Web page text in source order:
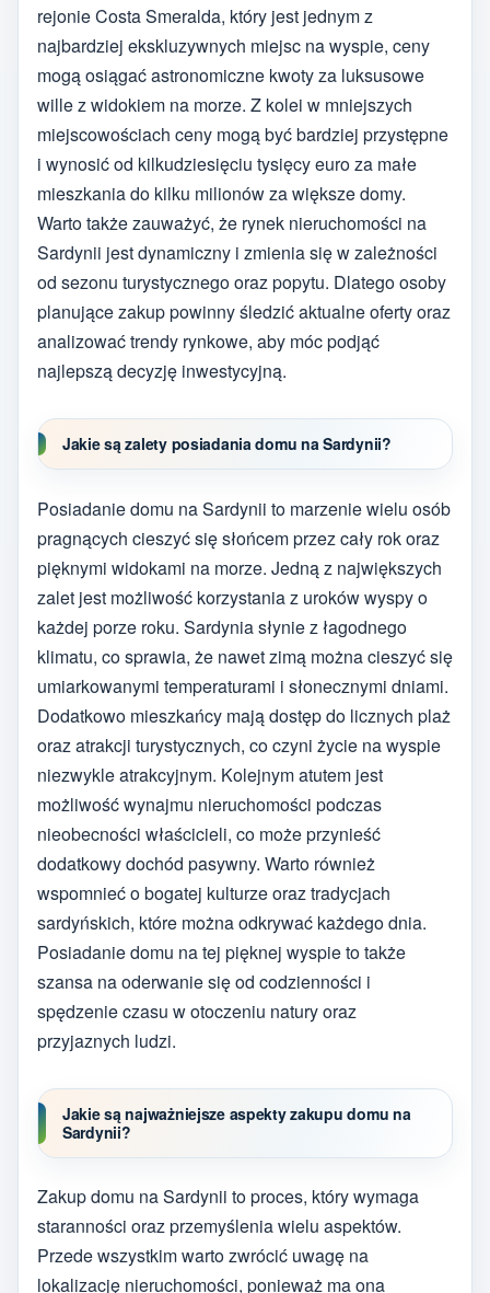
rejonie Costa Smeralda, który jest jednym z
najbardziej ekskluzywnych miejsc na wyspie, ceny
mogą osiągać astronomiczne kwoty za luksusowe
wille z widokiem na morze. Z kolei w mniejszych
miejscowościach ceny mogą być bardziej przystępne
i wynosić od kilkudziesięciu tysięcy euro za małe
mieszkania do kilku milionów za większe domy.
Warto także zauważyć, że rynek nieruchomości na
Sardynii jest dynamiczny i zmienia się w zależności
od sezonu turystycznego oraz popytu. Dlatego osoby
planujące zakup powinny śledzić aktualne oferty oraz
analizować trendy rynkowe, aby móc podjąć
najlepszą decyzję inwestycyjną.
Jakie są zalety posiadania domu na Sardynii?
Posiadanie domu na Sardynii to marzenie wielu osób
pragnących cieszyć się słońcem przez cały rok oraz
pięknymi widokami na morze. Jedną z największych
zalet jest możliwość korzystania z uroków wyspy o
każdej porze roku. Sardynia słynie z łagodnego
klimatu, co sprawia, że nawet zimą można cieszyć się
umiarkowanymi temperaturami i słonecznymi dniami.
Dodatkowo mieszkańcy mają dostęp do licznych plaż
oraz atrakcji turystycznych, co czyni życie na wyspie
niezwykle atrakcyjnym. Kolejnym atutem jest
możliwość wynajmu nieruchomości podczas
nieobecności właścicieli, co może przynieść
dodatkowy dochód pasywny. Warto również
wspomnieć o bogatej kulturze oraz tradycjach
sardyńskich, które można odkrywać każdego dnia.
Posiadanie domu na tej pięknej wyspie to także
szansa na oderwanie się od codzienności i
spędzenie czasu w otoczeniu natury oraz
przyjaznych ludzi.
Jakie są najważniejsze aspekty zakupu domu na
Sardynii?
Zakup domu na Sardynii to proces, który wymaga
staranności oraz przemyślenia wielu aspektów.
Przede wszystkim warto zwrócić uwagę na
lokalizację nieruchomości, ponieważ ma ona